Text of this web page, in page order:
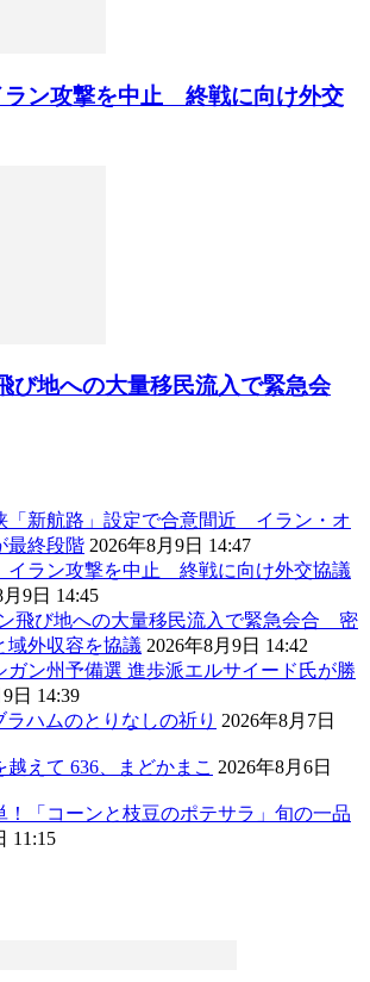
ラン攻撃を中止 終戦に向け外交
び地への大量移民流入で緊急会
「新航路」設定で合意間近 イラン・オ
最終段階 2026年8月9日 14:47
イラン攻撃を中止 終戦に向け外交協議
月9日 14:45
飛び地への大量移民流入で緊急会合 密
域外収容を協議 2026年8月9日 14:42
ガン州予備選 進歩派エルサイード氏が勝
日 14:39
ハムのとりなしの祈り 2026年8月7日
越えて 636、まどかまこ 2026年8月6日
！「コーンと枝豆のポテサラ」旬の一品
11:15